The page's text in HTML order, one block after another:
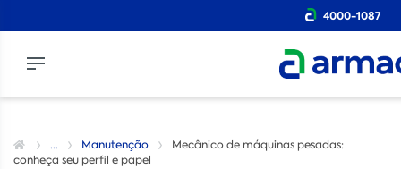
4000-1087
... Manutenção
Mecânico de máquinas pesadas:
conheça seu perfil e papel